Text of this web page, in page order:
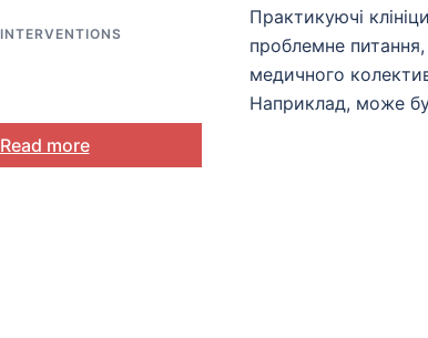
INTERVENTIONS
Практикуючі
проблемне
медичного
Наприклад, може
Read more